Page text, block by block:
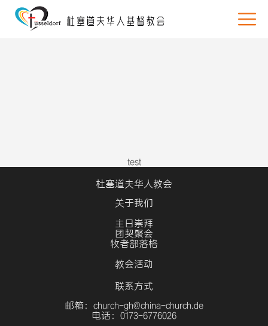
test
杜塞道夫华人教会
关于我们
主日崇拜
团契聚会
牧者部落格
教会活动
联系方式
邮箱：church-gh@china-church.de
电话：0173-6776026